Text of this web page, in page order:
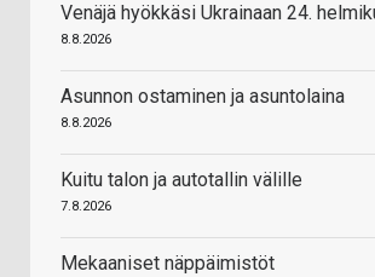
Venäjä hyökkäsi Ukrainaan 24.
8.8.2026
Asunnon ostaminen ja asuntolaina
8.8.2026
Kuitu talon ja autotallin välille
7.8.2026
Mekaaniset näppäimistöt